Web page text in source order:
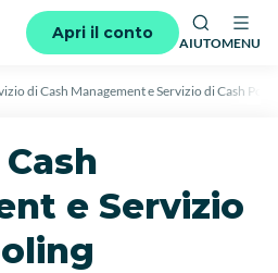
Apri il conto
AIUTOMENU
di Cash Management e Servizio di Cash
e Servizio